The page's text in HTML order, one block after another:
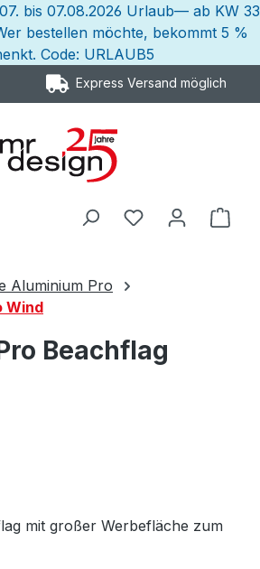
bis 07.08.2026 Urlaub— ab KW 33
bestellen möchte, bekommt 5 %
Code: URLAUB5
Versand möglich
Aluminium Pro
Wind
Beachflag